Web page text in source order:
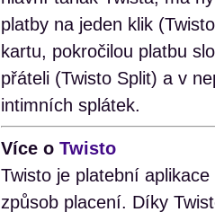
platby na jeden klik
kartu, pokročilou platbu
přáteli (Twisto Split) a v
intimních splátek.
Více o Twisto
Twisto je platební
způsob placení. Díky